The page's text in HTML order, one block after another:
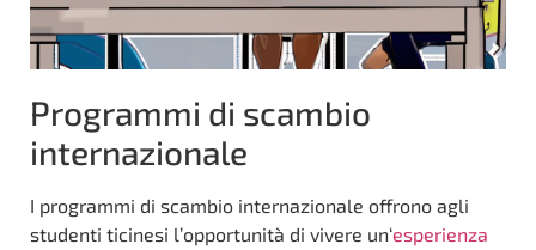
Programmi di scambio
internazionale
I programmi di scambio internazionale offrono agli
studenti ticinesi l’opportunità di vivere un‘esperienza